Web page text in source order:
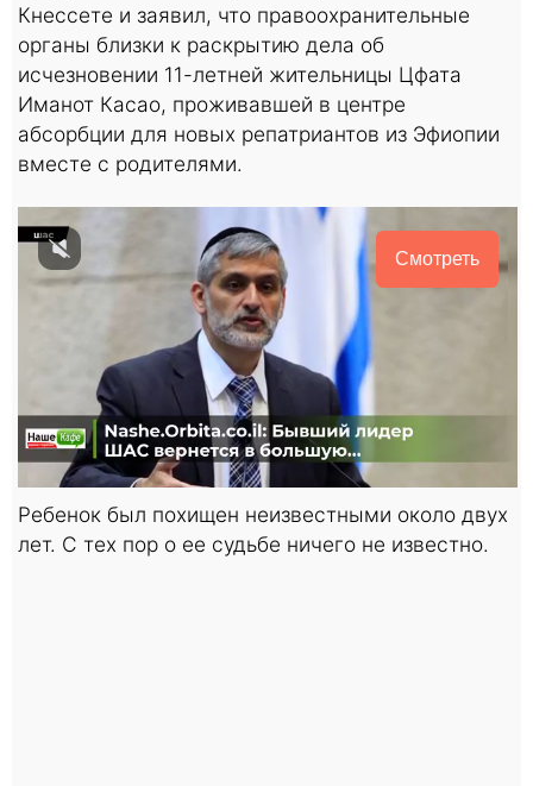
Кнессете и заявил, что правоохранительные
органы близки к раскрытию дела об
исчезновении 11-летней жительницы Цфата
Иманот Касао, проживавшей в центре
абсорбции для новых репатриантов из Эфиопии
вместе с родителями.
Смотреть
Ребенок был похищен неизвестными около двух
лет. С тех пор о ее судьбе ничего не известно.